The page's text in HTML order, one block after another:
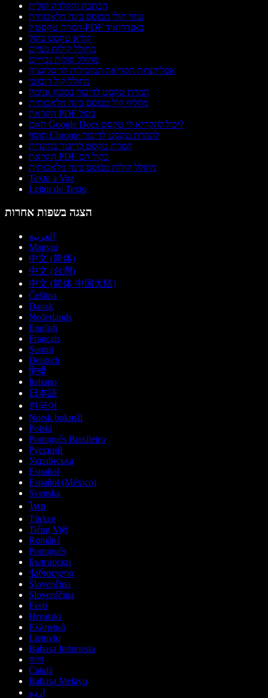
הכתבה והקלדה קולית
עוזר קולי מבוסס בינה מלאכותית
המרת טקסט ל-PDF באנדרואיד
קורא טקסט בקול
מחולל קולות נשיים
מחולל קולות גבריים
אפליקציות הקריאה המובילות לדיסלקציה
מחולל קול רובוטי
המרת טקסט לדיבור בסגנון אנימה
מחליף קול מבוסס בינה מלאכותית
הקראת PDF בקול
האם Google Docs יכול להקריא לי טקסט?
תוסף Chrome להמרת טקסט לדיבור
המרת טקסט לדיבור בהינדית
הקראת PDF בקול רם
מחולל קולות מבוסס בינה מלאכותית
Texto a Voz
Leitor de Texto
הצגה בשפות אחרות
العربية
Magyar
中文 (简体)
中文 (台灣)
中文 (简体 中国大陆)
Čeština
Dansk
Nederlands
English
Français
Suomi
Deutsch
हिन्दी
Italiano
日本語
한국어
Norsk bokmål
Polski
Português Brasileiro
Русский
Українська
Español
Español (México)
Svenska
ไทย
Türkçe
Tiếng Việt
Română
Português
Български
ქართული
Slovenčina
Slovenščina
Eesti
Hrvatski
Ελληνικά
Lietuvių
Bahasa Indonesia
বাংলা
Català
Bahasa Melayu
اردو